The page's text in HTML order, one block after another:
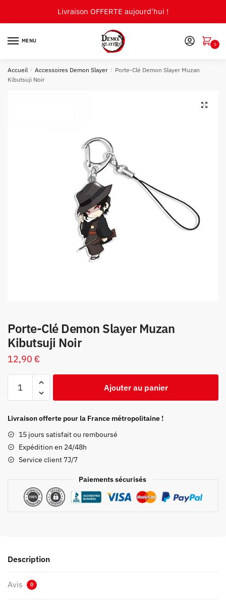
Livraison OFFERTE aujourd'hui !
MENU
0
Accueil / Accessoires Demon Slayer / Porte-Clé Demon Slayer Muzan
Kibutsuji Noir
🔍
Porte-Clé Demon Slayer Muzan
Kibutsuji Noir
12,90 €
Clé
Slayer
Muzan
Kibutsuji
Ajouter au panier
Livraison offerte pour la France métropolitaine !
15 jours satisfait ou remboursé
Expédition en 24/48h
Service client 7J/7
Paiements sécurisés
Description
Avis 0